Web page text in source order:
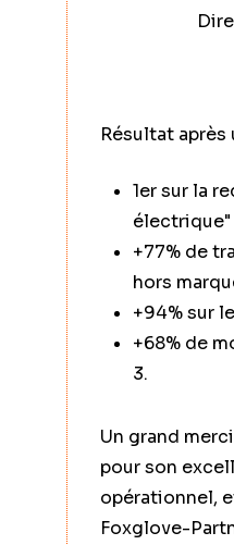
Résultat après
1er sur la
électrique"
+77% de
hors
+94% sur
+68% de
3.
Un grand
pour son
opérationnel,
Foxglove-